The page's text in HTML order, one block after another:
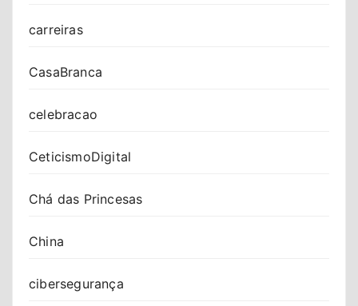
carreiras
CasaBranca
celebracao
CeticismoDigital
Chá das Princesas
China
cibersegurança